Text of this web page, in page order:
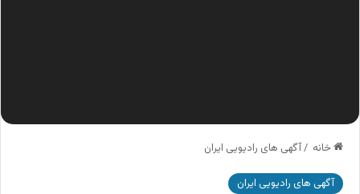
خانه /آگهی های رادیویی ایران
آگهی های رادیویی ایران